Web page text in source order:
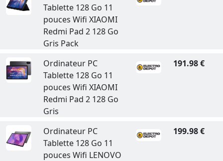
Tablette 128 Go 11
pouces Wifi XIAOMI
Redmi Pad 2 128 Go
Gris Pack
Ordinateur PC
Tablette 128 Go 11
pouces Wifi XIAOMI
Redmi Pad 2 128 Go
Gris
191.98 €
Ordinateur PC
Tablette 128 Go 11
pouces Wifi LENOVO
199.98 €